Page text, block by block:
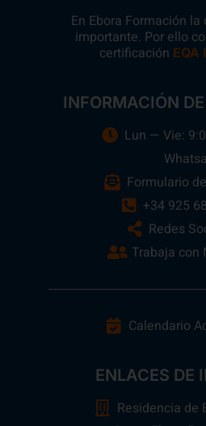
En Ebora Formación
importante. Por ello
certificación EQA
INFORMACIÓN
Lun — Vie:
Formulario
+34 925
Redes
Trabaja con
Calendario
ENLACES DE
Residencia de